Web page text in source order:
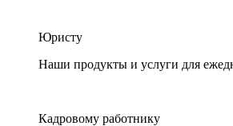
Юристу
Наши продукты и услуги для
Кадровому работнику